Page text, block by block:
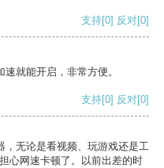
支持[0] 反对[0]
就能开启，非常方便。
支持[0] 反对[0]
，无论是看视频、玩游戏还是工
心网速卡顿了。以前出差的时